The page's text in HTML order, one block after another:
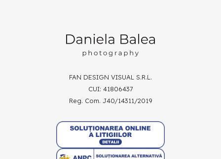
FAN DESIGN VISUAL S.R.L.
CUI: 41806437
Reg. Com. J40/14311/2019